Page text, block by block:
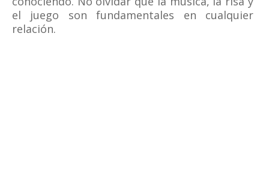
el juego son fundamentales en cualquier
relación.